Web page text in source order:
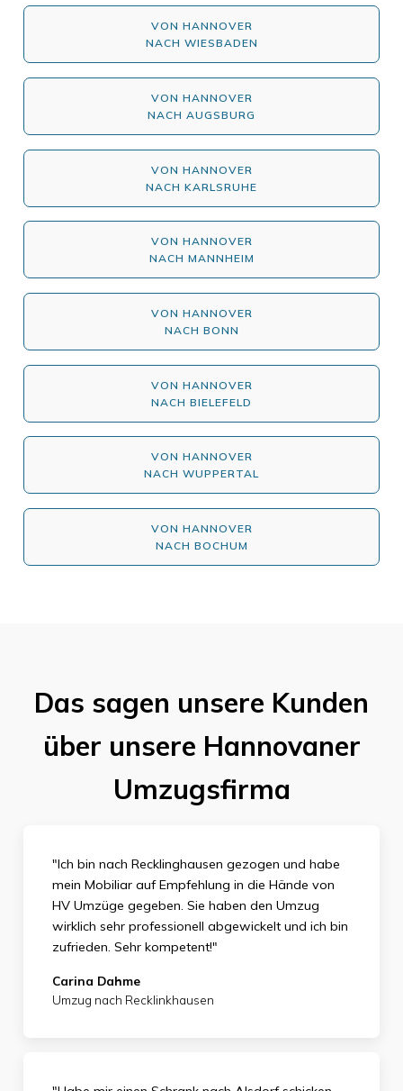
VON HANNOVER
NACH WIESBADEN
VON HANNOVER
NACH AUGSBURG
VON HANNOVER
NACH KARLSRUHE
VON HANNOVER
NACH MANNHEIM
VON HANNOVER
NACH BONN
VON HANNOVER
NACH BIELEFELD
VON HANNOVER
NACH WUPPERTAL
VON HANNOVER
NACH BOCHUM
Das sagen unsere Kunden
über unsere Hannovaner
Umzugsfirma
"Ich bin nach Recklinghausen gezogen und habe
mein Mobiliar auf Empfehlung in die Hände von
HV Umzüge gegeben. Sie haben den Umzug
wirklich sehr professionell abgewickelt und ich bin
zufrieden. Sehr kompetent!"
Carina Dahme
Umzug nach Recklinkhausen